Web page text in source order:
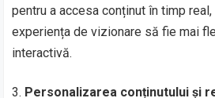
pentru a accesa conținut în timp
experiența de vizionare să fie mai
interactivă.
Personalizarea conținutului și